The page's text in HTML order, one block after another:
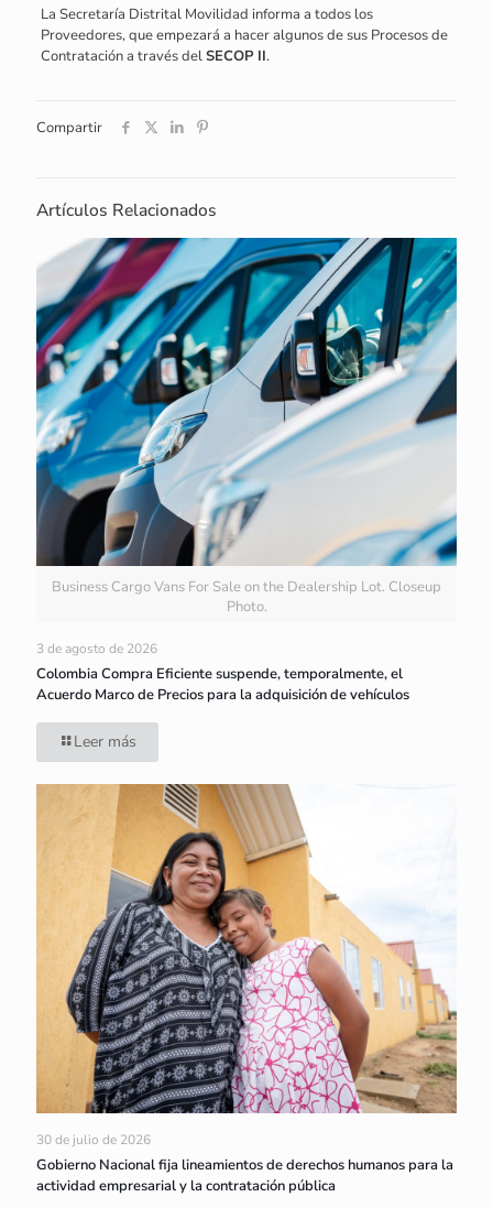
La Secretaría Distrital Movilidad informa a todos los
Proveedores, que empezará a hacer algunos de sus Procesos de
Contratación a través delSECOP II.
Compartir
Artículos Relacionados
Business Cargo Vans For Sale on the Dealership Lot. Closeup
Photo.
3 de agosto de 2026
Colombia Compra Eficiente suspende, temporalmente, el
Acuerdo Marco de Precios para la adquisición de vehículos
Leer más
30 de julio de 2026
Gobierno Nacional fija lineamientos de derechos humanos para la
actividad empresarial y la contratación pública